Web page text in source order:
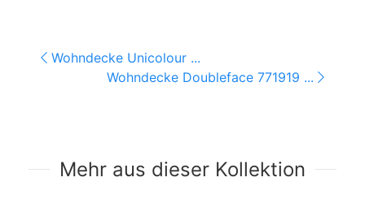
Wohndecke Unicolour ...
Wohndecke Doubleface 771919 ...
Mehr aus dieser Kollektion